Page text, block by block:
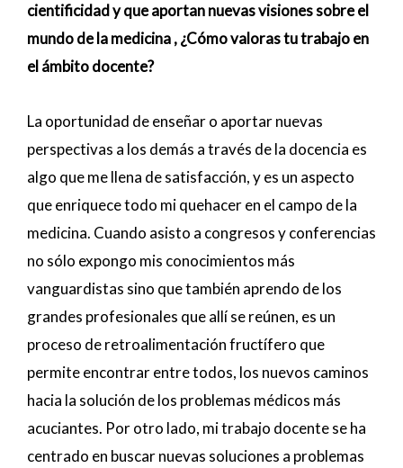
cientificidad y que aportan nuevas visiones sobre el
mundo de la medicina , ¿Cómo valoras tu trabajo en
el ámbito docente?
La oportunidad de enseñar o aportar nuevas
perspectivas a los demás a través de la docencia es
algo que me llena de satisfacción, y es un aspecto
que enriquece todo mi quehacer en el campo de la
medicina. Cuando asisto a congresos y conferencias
no sólo expongo mis conocimientos más
vanguardistas sino que también aprendo de los
grandes profesionales que allí se reúnen, es un
proceso de retroalimentación fructífero que
permite encontrar entre todos, los nuevos caminos
hacia la solución de los problemas médicos más
acuciantes. Por otro lado, mi trabajo docente se ha
centrado en buscar nuevas soluciones a problemas